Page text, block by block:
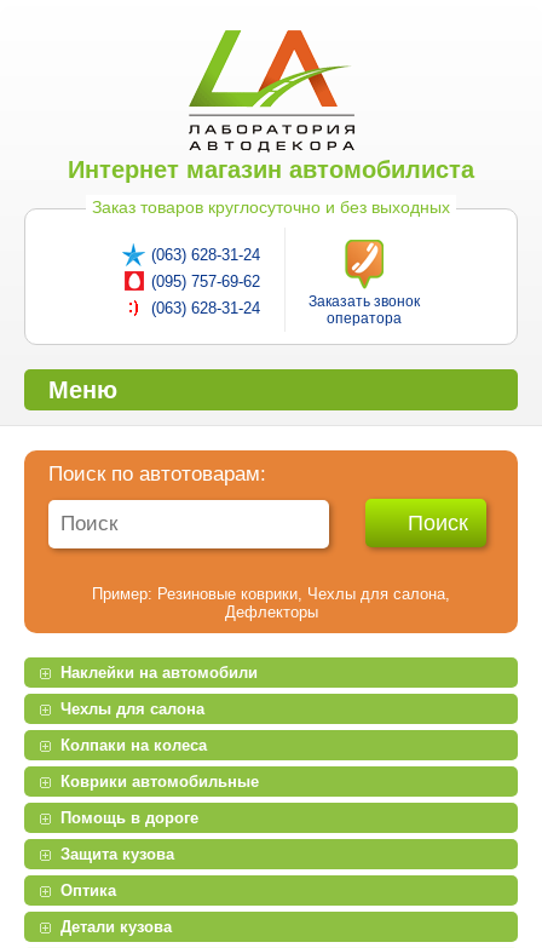
Интернет магазин автомобилиста
Заказ товаров круглосуточно и без выходных
(063) 628-31-24
(095) 757-69-62
(063) 628-31-24
Заказать звонок
оператора
Меню
Поиск по автотоварам:
Пример: Резиновые коврики Чехлы для салона
Дефлекторы
Наклейки на автомобили
Чехлы для салона
Колпаки на колеса
Коврики автомобильные
Помощь в дороге
Защита кузова
Оптика
Детали кузова